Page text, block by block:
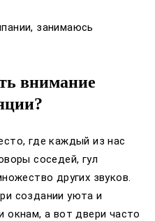
занимаюсь
внимание
где каждый из нас
соседей, гул
других звуков.
создании уюта и
окнам, а вот двери часто